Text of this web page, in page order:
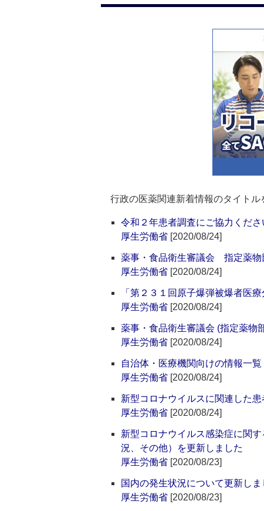
行政の医薬関連新着情報のタイトル
令和２年患者調査にご協力くださ
厚生労働省 [2020/08/24]
薬事・食品衛生審議会 指定薬物
厚生労働省 [2020/08/24]
「第２３１回原子爆弾被爆者医
厚生労働省 [2020/08/24]
薬事・食品衛生審議会 (指定薬物
厚生労働省 [2020/08/24]
自治体・医療機関向けの情報一
厚生労働省 [2020/08/24]
新型コロナウイルスに関連した
厚生労働省 [2020/08/24]
新型コロナウイルス感染症に関
況、その他）を更新しました
厚生労働省 [2020/08/23]
国内の発生状況について更新しま
厚生労働省 [2020/08/23]